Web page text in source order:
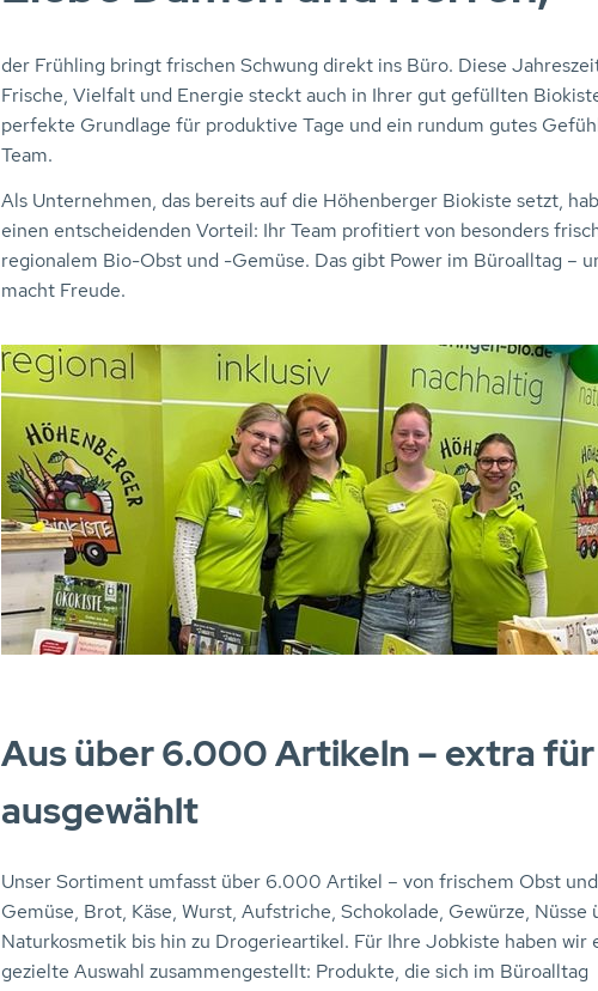
der Frühling bringt frischen Schwung direkt ins Büro. Diese
Frische, Vielfalt und Energie steckt auch in Ihrer gut gefüllten
perfekte Grundlage für produktive Tage und ein rundum gutes
Team.
Als Unternehmen, das bereits auf die Höhenberger Biokiste setzt,
einen entscheidenden Vorteil: Ihr Team profitiert von besonders
regionalem Bio-Obst und -Gemüse. Das gibt Power im Büroalltag –
macht Freude.
Aus über 6.000 Artikeln – extra für
ausgewählt
Unser Sortiment umfasst über 6.000 Artikel – von frischem Obst und
Gemüse, Brot, Käse, Wurst, Aufstriche, Schokolade, Gewürze, Nüsse
Naturkosmetik bis hin zu Drogerieartikel. Für Ihre Jobkiste haben wir
gezielte Auswahl zusammengestellt: Produkte, die sich im Büroalltag